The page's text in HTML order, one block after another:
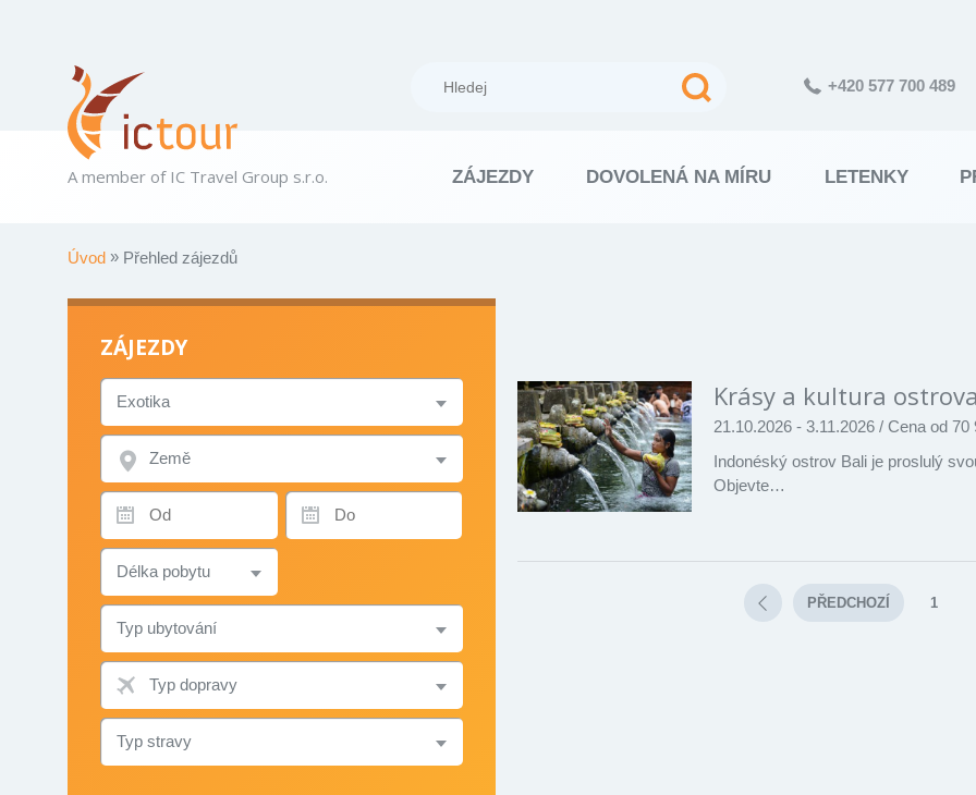
A member of IC Travel Group s.r.o. ZÁJEZDY DOVOLENÁ NA MÍRU LETENKY
+420 577 700 489
Úvod Přehled zájezdů
Krásy a kultura
21.10.2026 - 3.11.2026/ Cena od 70
Indonéský ostrov Bali je proslulý
Objevte…
PŘEDCHOZÍ 1
ZÁJEZDY
TYP
ZEMĚ
TERMÍN
OD
TERMÍN
DO
DÉLKA
POBYTU
TYP
UBYTOVÁNÍ
TYP
DOPRAVY
TYP
STRAVY